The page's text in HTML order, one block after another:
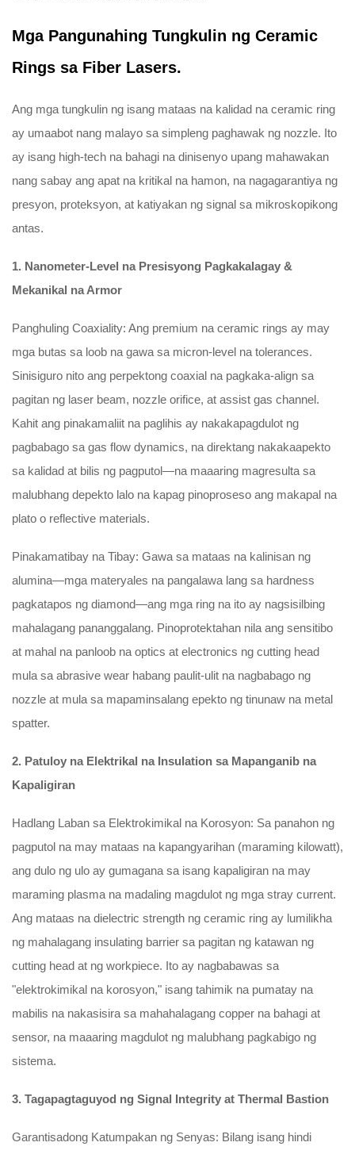
Mga Pangunahing Tungkulin ng Ceramic
Rings sa Fiber Lasers.
Ang mga tungkulin ng isang mataas na kalidad na ceramic ring
ay umaabot nang malayo sa simpleng paghawak ng nozzle. Ito
ay isang high-tech na bahagi na dinisenyo upang mahawakan
nang sabay ang apat na kritikal na hamon, na nagagarantiya ng
presyon, proteksyon, at katiyakan ng signal sa mikroskopikong
antas.
1. Nanometer-Level na Presisyong Pagkakalagay &
Mekanikal na Armor
Panghuling Coaxiality: Ang premium na ceramic rings ay may
mga butas sa loob na gawa sa micron-level na tolerances.
Sinisiguro nito ang perpektong coaxial na pagkaka-align sa
pagitan ng laser beam, nozzle orifice, at assist gas channel.
Kahit ang pinakamaliit na paglihis ay nakakapagdulot ng
pagbabago sa gas flow dynamics, na direktang nakakaapekto
sa kalidad at bilis ng pagputol—na maaaring magresulta sa
malubhang depekto lalo na kapag pinoproseso ang makapal na
plato o reflective materials.
Pinakamatibay na Tibay: Gawa sa mataas na kalinisan ng
alumina—mga materyales na pangalawa lang sa hardness
pagkatapos ng diamond—ang mga ring na ito ay nagsisilbing
mahalagang pananggalang. Pinoprotektahan nila ang sensitibo
at mahal na panloob na optics at electronics ng cutting head
mula sa abrasive wear habang paulit-ulit na nagbabago ng
nozzle at mula sa mapaminsalang epekto ng tinunaw na metal
spatter.
2. Patuloy na Elektrikal na Insulation sa Mapanganib na
Kapaligiran
Hadlang Laban sa Elektrokimikal na Korosyon: Sa panahon ng
pagputol na may mataas na kapangyarihan (maraming kilowatt),
ang dulo ng ulo ay gumagana sa isang kapaligiran na may
maraming plasma na madaling magdulot ng mga stray current.
Ang mataas na dielectric strength ng ceramic ring ay lumilikha
ng mahalagang insulating barrier sa pagitan ng katawan ng
cutting head at ng workpiece. Ito ay nagbabawas sa
"elektrokimikal na korosyon," isang tahimik na pumatay na
mabilis na nakasisira sa mahahalagang copper na bahagi at
sensor, na maaaring magdulot ng malubhang pagkabigo ng
sistema.
3. Tagapagtaguyod ng Signal Integrity at Thermal Bastion
Garantisadong Katumpakan ng Senyas: Bilang isang hindi